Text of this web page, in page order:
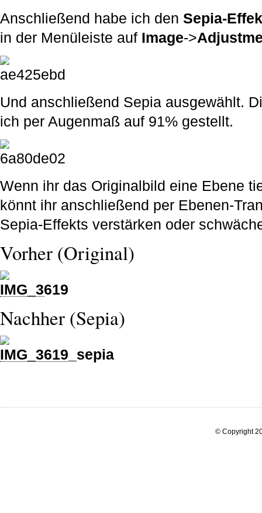
Anschließend habe ich den Sepia-
in der Menüleiste auf Image->
Und anschließend Sepia ausgewählt.
ich per Augenmaß auf 91% gestellt.
Wenn ihr das Originalbild eine Ebene
könnt ihr anschließend per Ebenen-
Sepia-Effekts verstärken oder
Vorher (Original)
Nachher (Sepia)
© Copyright